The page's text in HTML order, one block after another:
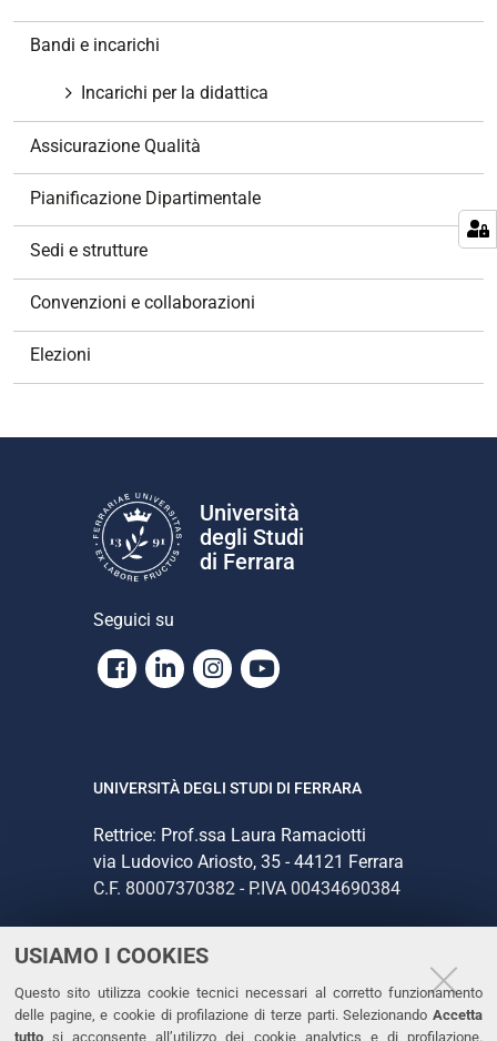
USIAMO I COOKIES
Questo sito utilizza cookie tecnici necessari al corretto funzionamento
delle pagine, e cookie di profilazione di terze parti. Selezionando Accetta
tutto si acconsente all’utilizzo dei cookie analytics e di profilazione.
n
Bandi e incarichi
Incarichi per la didattica
Assicurazione Qualità
Pianificazione Dipartimentale
Sedi e strutture
Convenzioni e collaborazioni
Elezioni
Università
degli Studi
di Ferrara
Seguici su
Facebook
LinkedinInstagram
Youtube
UNIVERSITÀ DEGLI STUDI DI FERRARA
Rettrice: Prof.ssa Laura Ramaciotti
via Ludovico Ariosto, 35 - 44121 Ferrara
C.F. 80007370382 - P.IVA 00434690384
CONTATTI
Tel. +39 0532 293111
Fax. +39 0532 293031